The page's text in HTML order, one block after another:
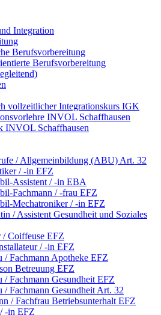
Integration
Berufsvorbereitung
Berufsvorbereitung
vollzeitlicher Integrationskurs IGK
INVOL Schaffhausen
INVOL Schaffhausen
/ Allgemeinbildung (ABU) Art. 32
/ -in EFZ
Assistent / -in EBA
Fachmann / -frau EFZ
Mechatroniker / -in EFZ
/ Assistent Gesundheit und Soziales
Coiffeuse EFZ
/ -in EFZ
/ Fachmann Apotheke EFZ
Betreuung EFZ
/ Fachmann Gesundheit EFZ
/ Fachmann Gesundheit Art. 32
/ Fachfrau Betriebsunterhalt EFZ
-in EFZ